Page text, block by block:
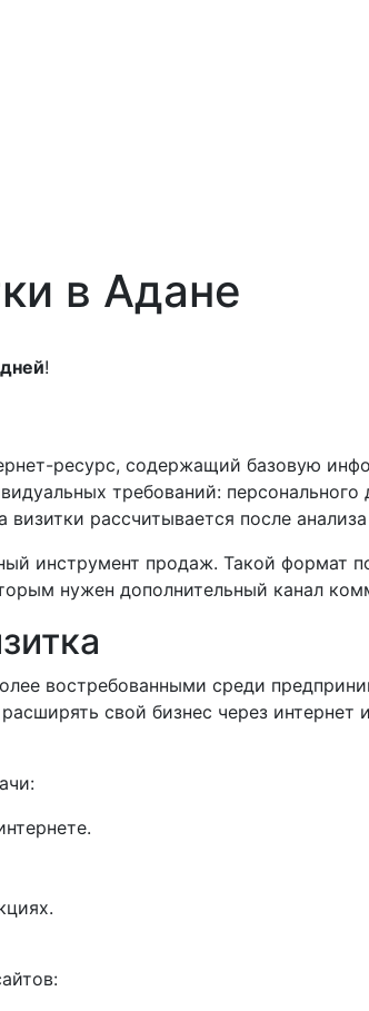
в Адане
!
ресурс, содержащий базовую
требований: персонального
рассчитывается после
инструмент продаж. Такой формат
нужен дополнительный канал
востребованными среди
свой бизнес через